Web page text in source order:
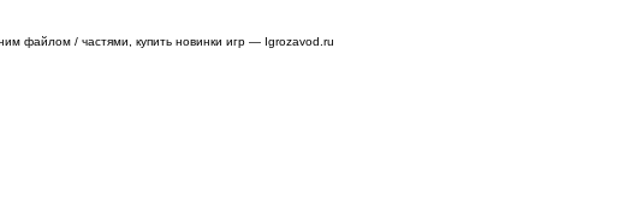
файлом / частями, купить новинки игр — Igrozavod.ru